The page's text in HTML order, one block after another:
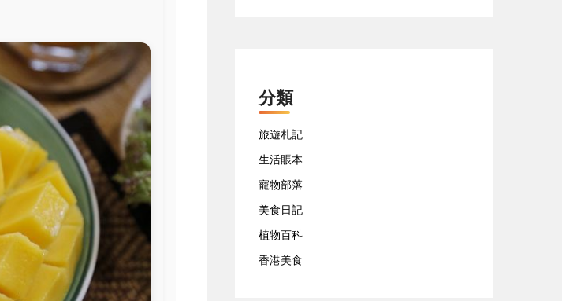
分類
旅遊札記
生活賬本
寵物部落
美食日記
植物百科
香港美食